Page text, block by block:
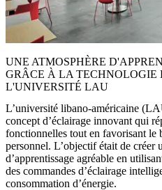
UNE ATMOSPHÈRE
GRÂCE À LA TECHNOLOGIE
L'UNIVERSITÉ LAU
L’université libano-américaine
concept d’éclairage innovant qui
fonctionnelles tout en favorisant le
personnel. L’objectif était de créer
d’apprentissage agréable en
des commandes d’éclairage
consommation d’énergie.